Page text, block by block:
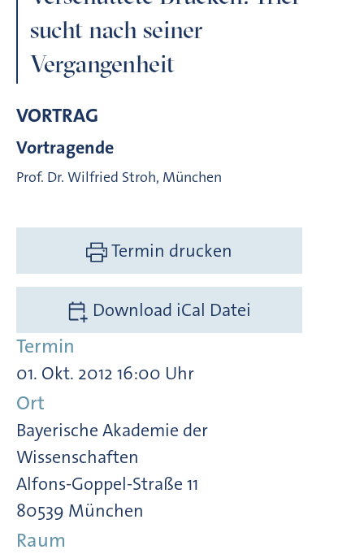
sucht nach seiner
Vergangenheit
VORTRAG
Vortragende
Prof. Dr. Wilfried Stroh, München
Termin drucken
Download iCal Datei
Termin
01. Okt. 2012 16:00 Uhr
Ort
Bayerische Akademie der
Wissenschaften
Alfons-Goppel-Straße 11
80539 München
Raum